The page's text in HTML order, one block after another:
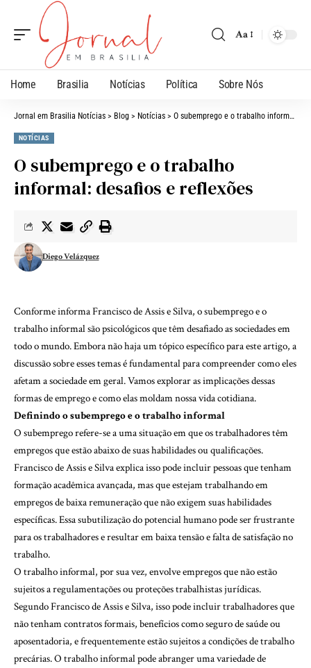
Aa
Home Brasilia Notícias Política Sobre Nós
Jornal em Brasilia Notícias > Blog > Notícias > O subemprego e o trabalho informal: desafios e reflexões
NOTÍCIAS
O subemprego e o trabalho
informal: desafios e reflexões
Diego Velázquez
Conforme informa Francisco de Assis e Silva, o subemprego e o
trabalho informal são psicológicos que têm desafiado as sociedades em
todo o mundo. Embora não haja um tópico específico para este artigo, a
discussão sobre esses temas é fundamental para compreender como eles
afetam a sociedade em geral. Vamos explorar as implicações dessas
formas de emprego e como elas moldam nossa vida cotidiana.
Definindo o subemprego e o trabalho informal
O subemprego refere-se a uma situação em que os trabalhadores têm
empregos que estão abaixo de suas habilidades ou qualificações.
Francisco de Assis e Silva explica isso pode incluir pessoas que tenham
formação acadêmica avançada, mas que estejam trabalhando em
empregos de baixa remuneração que não exigem suas habilidades
específicas. Essa subutilização do potencial humano pode ser frustrante
para os trabalhadores e resultar em baixa tensão e falta de satisfação no
trabalho.
O trabalho informal, por sua vez, envolve empregos que não estão
sujeitos a regulamentações ou proteções trabalhistas jurídicas.
Segundo Francisco de Assis e Silva, isso pode incluir trabalhadores que
não tenham contratos formais, benefícios como seguro de saúde ou
aposentadoria, e frequentemente estão sujeitos a condições de trabalho
precárias. O trabalho informal pode abranger uma variedade de